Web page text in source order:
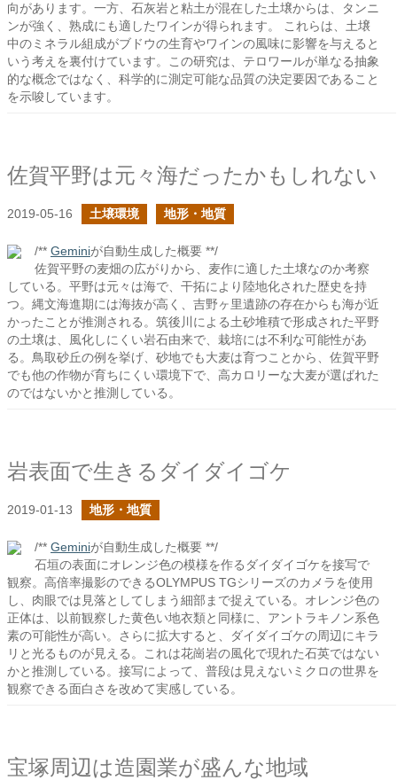
向があります。一方、石灰岩と粘土が混在した土壌からは、タンニ
ンが強く、熟成にも適したワインが得られます。 これらは、土壌
中のミネラル組成がブドウの生育やワインの風味に影響を与えると
いう考えを裏付けています。この研究は、テロワールが単なる抽象
的な概念ではなく、科学的に測定可能な品質の決定要因であること
を示唆しています。
佐賀平野は元々海だったかもしれない
2019-05-16 土壌環境 地形・地質
/** Geminiが自動生成した概要 **/
佐賀平野の麦畑の広がりから、麦作に適した土壌なのか考察
している。平野は元々は海で、干拓により陸地化された歴史を持
つ。縄文海進期には海抜が高く、吉野ヶ里遺跡の存在からも海が近
かったことが推測される。筑後川による土砂堆積で形成された平野
の土壌は、風化しにくい岩石由来で、栽培には不利な可能性があ
る。鳥取砂丘の例を挙げ、砂地でも大麦は育つことから、佐賀平野
でも他の作物が育ちにくい環境下で、高カロリーな大麦が選ばれた
のではないかと推測している。
岩表面で生きるダイダイゴケ
2019-01-13 地形・地質
/** Geminiが自動生成した概要 **/
石垣の表面にオレンジ色の模様を作るダイダイゴケを接写で
観察。高倍率撮影のできるOLYMPUS TGシリーズのカメラを使用
し、肉眼では見落としてしまう細部まで捉えている。オレンジ色の
正体は、以前観察した黄色い地衣類と同様に、アントラキノン系色
素の可能性が高い。さらに拡大すると、ダイダイゴケの周辺にキラ
リと光るものが見える。これは花崗岩の風化で現れた石英ではない
かと推測している。接写によって、普段は見えないミクロの世界を
観察できる面白さを改めて実感している。
宝塚周辺は造園業が盛んな地域